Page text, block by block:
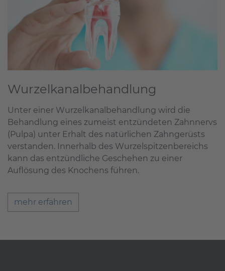
Wurzelkanalbehandlung
Unter einer Wurzelkanalbehandlung wird die
Behandlung eines zumeist entzündeten Zahnnervs
(Pulpa) unter Erhalt des natürlichen Zahngerüsts
verstanden. Innerhalb des Wurzelspitzenbereichs
kann das entzündliche Geschehen zu einer
Auflösung des Knochens führen.
mehr erfahren